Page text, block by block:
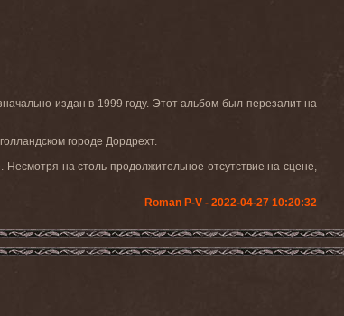
издан в 1999году. Этот альбом был перезалит на
голландском городе Дордрехт.
. Несмотря на столь продолжительное отсутствие на сцене,
Roman P-V - 2022-04-27 10:20:32